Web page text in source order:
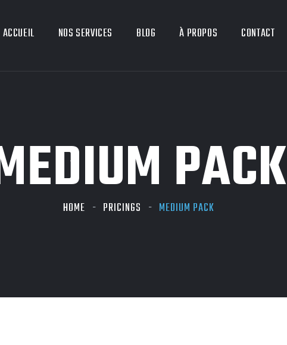
ACCUEIL NOS SERVICES BLOG À PROPOS CONTACT
PACK
HOME PRICINGS MEDIUM PACK